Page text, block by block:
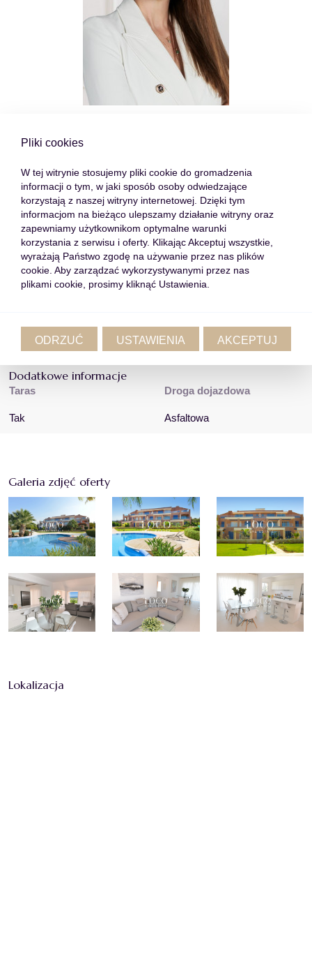
Head of Team Kraków | Senior Real Estate Advisor
+48 574 78 78 38
p.floryanska@loco-estate.com
Profil agenta
Dodatkowe informacje
Taras
Tak
Droga dojazdowa
Asfaltowa
Galeria zdjęć oferty
Lokalizacja
Pliki cookies
W tej witrynie stosujemy pliki cookie do gromadzenia
informacji o tym, w jaki sposób osoby odwiedzające
korzystają z naszej witryny internetowej. Dzięki tym
informacjom na bieżąco ulepszamy działanie witryny oraz
zapewniamy użytkownikom optymalne warunki
korzystania z serwisu i oferty. Klikając Akceptuj wszystkie,
wyrażają Państwo zgodę na używanie przez nas plików
cookie. Aby zarządzać wykorzystywanymi przez nas
plikami cookie, prosimy kliknąć Ustawienia.
ODRZUĆ USTAWIENIA AKCEPTUJ